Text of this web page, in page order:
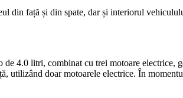
din față și din spate, dar și interiorul
4.0 litri, combinat cu trei motoare electrice,
utilizând doar motoarele electrice. În